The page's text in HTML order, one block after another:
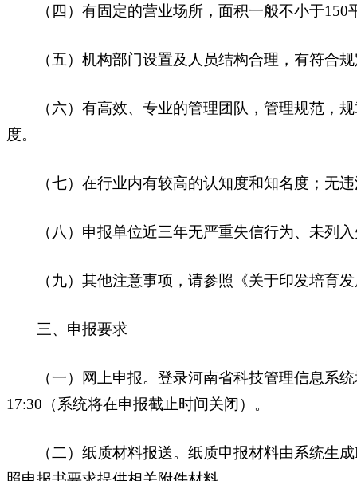
（四）有固定的营业场所，面积一般不小于150
（五）机构部门设置及人员结构合理，有符合规
（六）有高效、专业的管理团队，管理规范，规
度。
（七）在行业内有较高的认知度和知名度；无违
（八）申报单位近三年无严重失信行为、未列入
（九）其他注意事项，请参照《关于印发培育发
三、申报要求
（一）网上申报。登录河南省科技管理信息系统
17:30（系统将在申报截止时间关闭）。
（二）纸质材料报送。纸质申报材料由系统生成